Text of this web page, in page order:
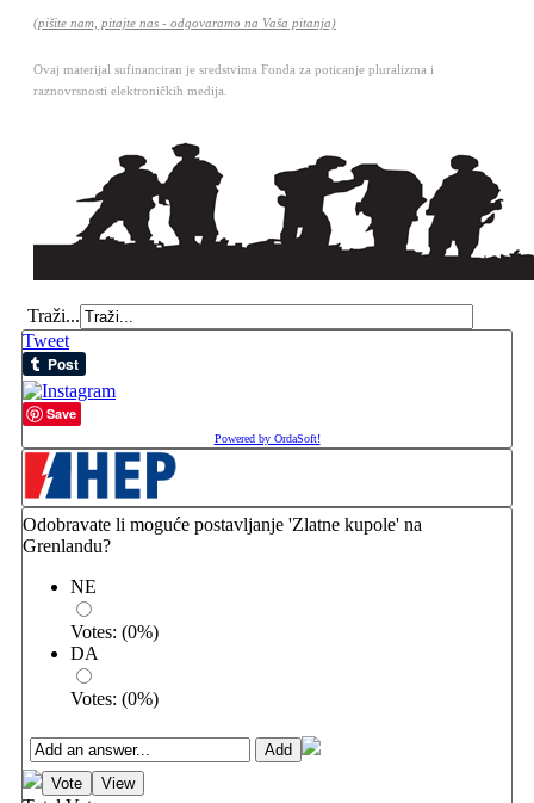
(pišite nam, pitajte nas - odgovaramo na Vaša pitanja)
Ovaj materijal sufinanciran je sredstvima Fonda za poticanje pluralizma i
raznovrsnosti elektroničkih medija.
Traži...
Tweet
Save
Powered by OrdaSoft!
Odobravate li moguće postavljanje 'Zlatne kupole' na
Grenlandu?
NE
Votes: (0%)
DA
Votes: (0%)